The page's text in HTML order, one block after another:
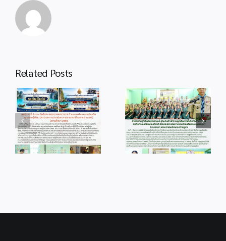
Related Posts
info 4-1 info 28-1